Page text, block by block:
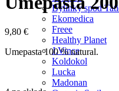
Bylinky spod
Ekomedica
Freee
Healthy Planet
J.Vince
Koldokol
Lucka
Madonan
9,80 €
Umepasta 100 % natural.